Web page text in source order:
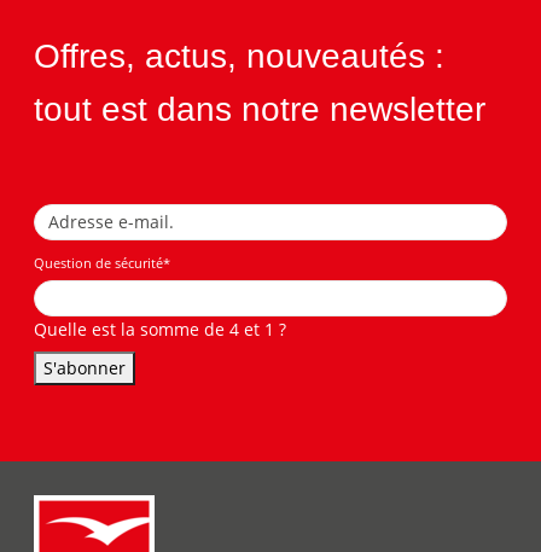
Offres, actus, nouveautés :
tout est dans notre newsletter
Question de sécurité*
Quelle est la somme de 4 et 1 ?
S'abonner